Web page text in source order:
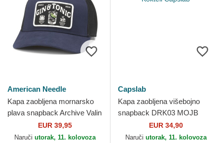
American Needle
Kapa zaobljena mornarsko
plava snapback Archive Valin
Gin and tonic Cocktails
American Needle
EUR 39,95
Naruči utorak, 11. kolovoza
Capslab
Kapa zaobljena višebojno
snapback DRK03 MOJB
Mojito Kokteli Capslab
EUR 34,90
Naruči utorak, 11. kolovoza